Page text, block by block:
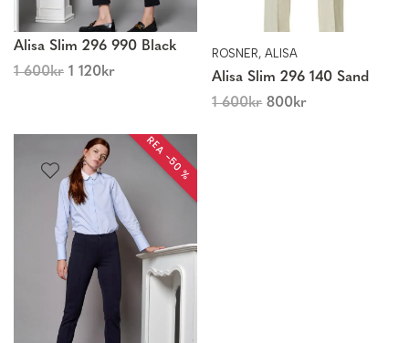
Alisa Slim 296 990 Black
1 600kr 1 120kr
ROSNER, ALISA
Alisa Slim 296 140 Sand
1 600kr 800kr
REA −50 %